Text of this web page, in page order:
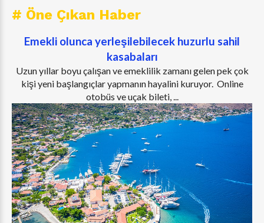
# Öne Çıkan Haber
Emekli olunca yerleşilebilecek huzurlu sahil
kasabaları
Uzun yıllar boyu çalışan ve emeklilik zamanı gelen pek çok
kişi yeni başlangıçlar yapmanın hayalini kuruyor. Online
otobüs ve uçak bileti, ...